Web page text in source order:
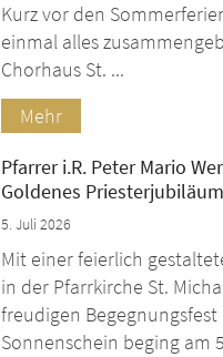
Kurz vor den
einmal alles
Chorhaus St. ...
Mehr
Pfarrer i.R. Peter Mario
Goldenes Priesterjubiläum
5. Juli 2026
Mit einer feierlich
in der Pfarrkirche St.
freudigen
Sonnenschein beging am